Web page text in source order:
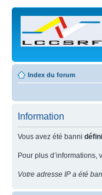
Index du forum
Information
Vous avez été banni
Pour plus d’informations,
Votre adresse IP a été